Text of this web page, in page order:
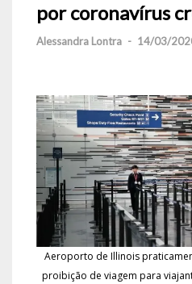
por coronavírus
Alessandra Lontra - 14/03/
Aeroporto de Illinois
proibição de viagem para